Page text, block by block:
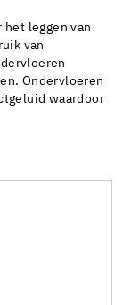
leggen van
van
Ondervloeren
waardoor